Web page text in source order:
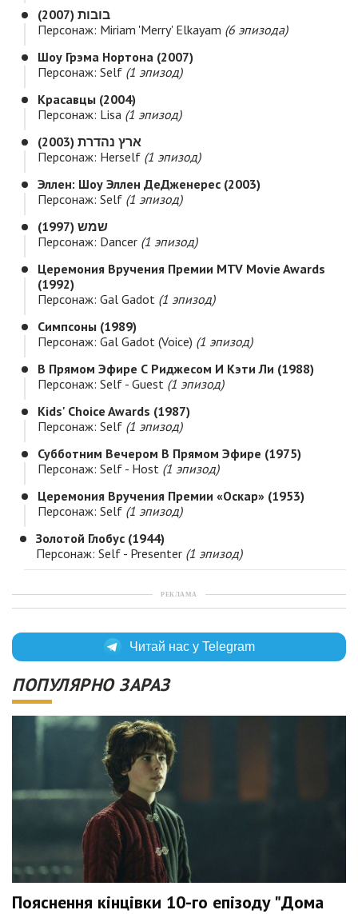
בובות (2007)
Персонаж: Miriam 'Merry' Elkayam (6 эпизода)
Шоу Грэма Нортона (2007)
Персонаж: Self (1 эпизод)
Красавцы (2004)
Персонаж: Lisa (1 эпизод)
ארץ נהדרת (2003)
Персонаж: Herself (1 эпизод)
Эллен: Шоу Эллен ДеДженерес (2003)
Персонаж: Self (1 эпизод)
שמש (1997)
Персонаж: Dancer (1 эпизод)
Церемония Вручения Премии MTV Movie Awards
(1992)
Персонаж: Gal Gadot (1 эпизод)
Симпсоны (1989)
Персонаж: Gal Gadot (voice) (1 эпизод)
В Прямом Эфире С Риджесом И Кэти Ли (1988)
Персонаж: Self - Guest (1 эпизод)
Kids' Choice Awards (1987)
Персонаж: Self (1 эпизод)
Субботним Вечером В Прямом Эфире (1975)
Персонаж: Self - Host (1 эпизод)
Церемония Вручения Премии «Оскар» (1953)
Персонаж: Self (1 эпизод)
Золотой Глобус (1944)
Персонаж: Self - Presenter (1 эпизод)
РЕКЛАМА
Читай нас у Telegram
ПОПУЛЯРНО ЗАРАЗ
Пояснення кінцівки 10-го епізоду "Дома